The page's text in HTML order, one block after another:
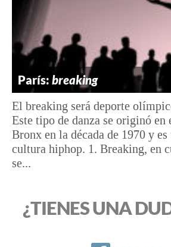
París: breaking
El breaking será deporte
Este tipo de danza se originó
Bronx en la década de 1970 y
cultura hiphop. 1. Breaking, en
se...
¿TIENES UNA